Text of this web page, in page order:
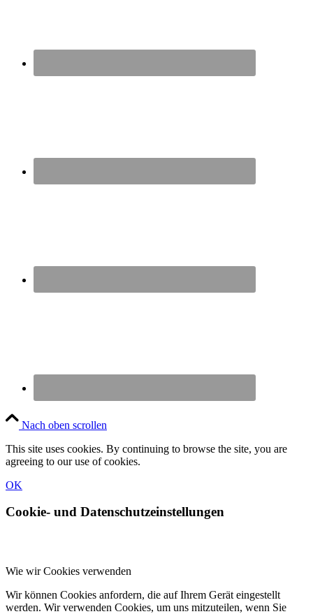
Nach oben scrollen
This site uses cookies. By continuing to browse the site, you are
agreeing to our use of cookies.
OK
Cookie- und Datenschutzeinstellungen
Wie wir Cookies verwenden
Wir können Cookies anfordern, die auf Ihrem Gerät eingestellt
werden. Wir verwenden Cookies, um uns mitzuteilen, wenn Sie